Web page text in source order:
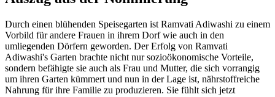
Durch einen blühenden Speisegarten ist Ramvati Adiwashi zu einem
Vorbild für andere Frauen in ihrem Dorf wie auch in den
umliegenden Dörfern geworden. Der Erfolg von Ramvati
Adiwashi's Garten brachte nicht nur sozioökonomische Vorteile,
sondern befähigte sie auch als Frau und Mutter, die sich vorrangig
um ihren Garten kümmert und nun in der Lage ist, nährstoffreiche
Nahrung für ihre Familie zu produzieren. Sie fühlt sich jetzt